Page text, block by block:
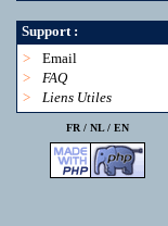
Support :
>
Email
>
FAQ
>
Liens Utiles
FR / NL/ EN